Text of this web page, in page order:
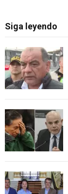
Siga leyendo